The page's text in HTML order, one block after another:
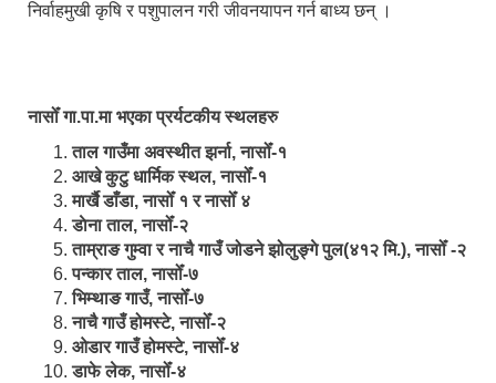
निर्वाहमुखी कृषि र पशुपालन गरी जीवनयापन गर्न बाध्य छन् ।
नासोँ गा.पा.मा भएका प्रर्यटकीय स्थलहरु
ताल गाउँमा अवस्थीत झर्ना, नासोँ-१
आखे कुटु धार्मिक स्थल, नासोँ-१
मार्खै डाँडा, नासोँ १ र नासोँ ४
डाेना ताल, नासोँ-२
ताम्राङ गुम्वा र नाचै गाउँ जोडने झोलुङ्गे पुल(४१२ मि.), नासोँ -२
पन्कार ताल, नासोँ-७
भिम्थाङ गाउँ, नासोँ-७
नाचै गाउँ होमस्टे, नासोँ-२
ओ‍‍‌डार गाउँ होमस्टे, नासोँ-४
डाफे लेक, नासोँ-४